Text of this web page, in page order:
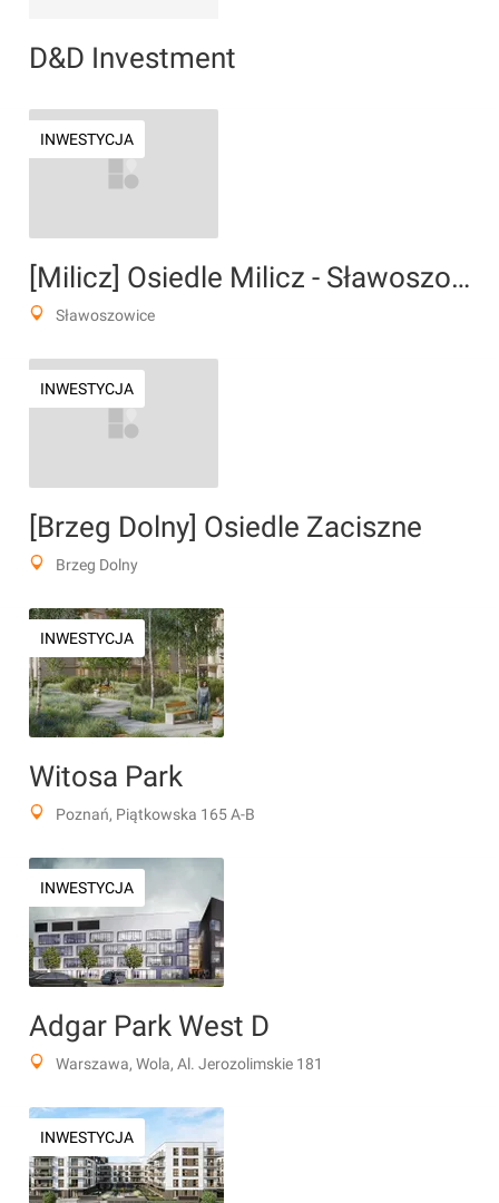
D&D Investment
INWESTYCJA
[Milicz] Osiedle Milicz - Sławoszowice
Sławoszowice
INWESTYCJA
[Brzeg Dolny] Osiedle Zaciszne
Brzeg Dolny
INWESTYCJA
Witosa Park
Poznań, Piątkowska 165 A-B
INWESTYCJA
Adgar Park West D
Warszawa, Wola, Al. Jerozolimskie 181
INWESTYCJA